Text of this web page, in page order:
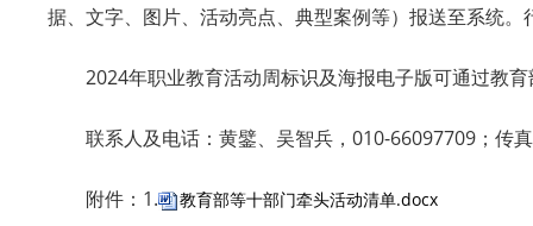
据、文字、图片、活动亮点、典型案例等）报送至系统
2024年职业教育活动周标识及海报电子版可通过教
联系人及电话：黄鐾、吴智兵，010-66097709；传
附件：1. 教育部等十部门牵头活动清单.docx